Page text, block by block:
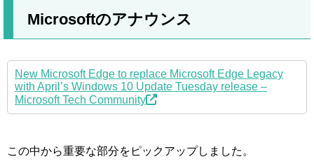
Microsoftのアナウンス
New Microsoft Edge to replace Microsoft Edge Legacy
with April’s Windows 10 Update Tuesday release –
Microsoft Tech Community
この中から重要な部分をピックアップしました。